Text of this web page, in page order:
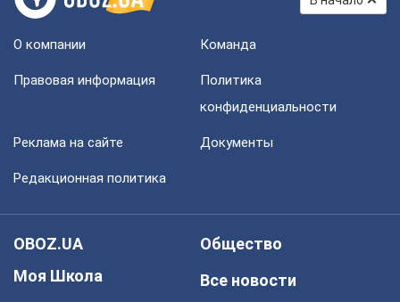
О компании Команда
Правовая информация
Политика
конфиденциальности
Реклама на сайте Документы
Редакционная политика
OBOZ.UA
Моя Школа
Общество
Все новости